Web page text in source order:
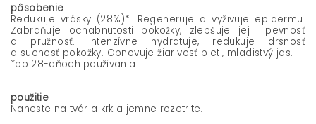
pôsobenie
Redukuje vrásky (28%)*. Regeneruje a vyživuje epidermu.
Zabraňuje ochabnutosti pokožky, zlepšuje jej pevnosť
a pružnosť. Intenzívne hydratuje, redukuje drsnosť
a suchosť pokožky. Obnovuje žiarivosť pleti, mladistvý jas.
*po 28-dňoch používania.
použitie
Naneste na tvár a krk a jemne rozotrite.